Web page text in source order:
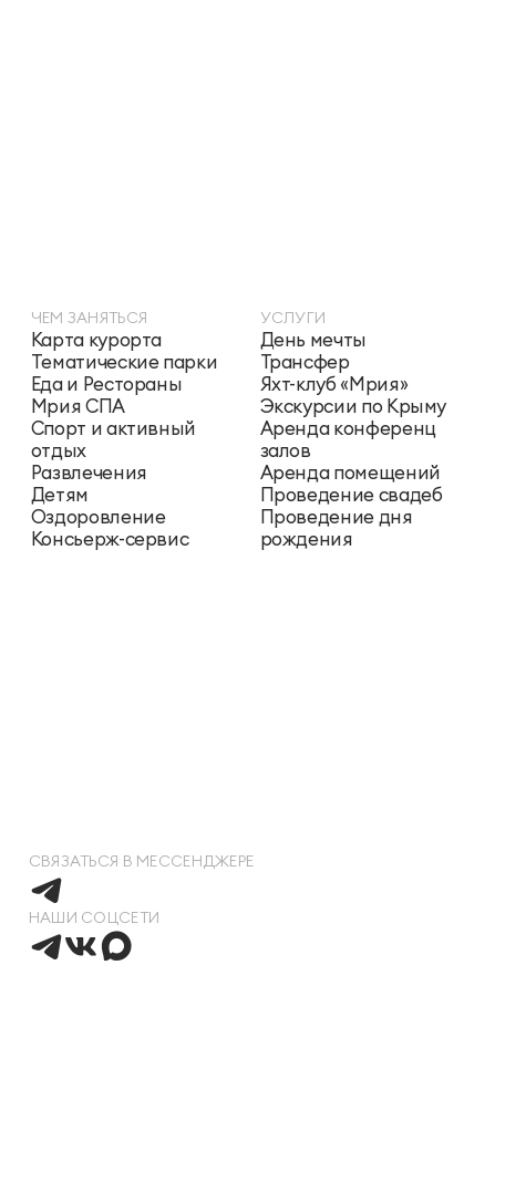
ЧЕМ ЗАНЯТЬСЯ
Карта курорта
Тематические парки
Еда и Рестораны
Мрия СПА
Спорт и активный
отдых
Развлечения
Детям
Оздоровление
Консьерж-сервис
УСЛУГИ
День мечты
Трансфер
Яхт-клуб «Мрия»
Экскурсии по Крыму
Аренда конференц
залов
Аренда помещений
Проведение свадеб
Проведение дня
рождения
СВЯЗАТЬСЯ В МЕССЕНДЖЕРЕ
НАШИ СОЦСЕТИ